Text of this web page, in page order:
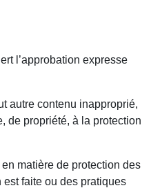
l’approbation expresse
autre contenu inapproprié,
de propriété, à la protection
matière de protection des
faite ou des pratiques